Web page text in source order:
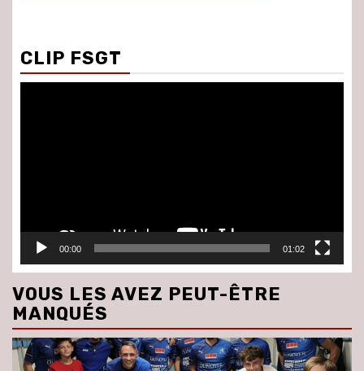
CLIP FSGT
00:00 01:02
VOUS LES AVEZ PEUT-ÊTRE
MANQUÉS